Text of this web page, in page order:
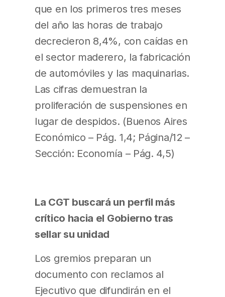
que en los primeros tres meses
del año las horas de trabajo
decrecieron 8,4%, con caídas en
el sector maderero, la fabricación
de automóviles y las maquinarias.
Las cifras demuestran la
proliferación de suspensiones en
lugar de despidos. (Buenos Aires
Económico – Pág. 1,4; Página/12 –
Sección: Economía – Pág. 4,5)
La CGT buscará un perfil más
crítico hacia el Gobierno tras
sellar su unidad
Los gremios preparan un
documento con reclamos al
Ejecutivo que difundirán en el